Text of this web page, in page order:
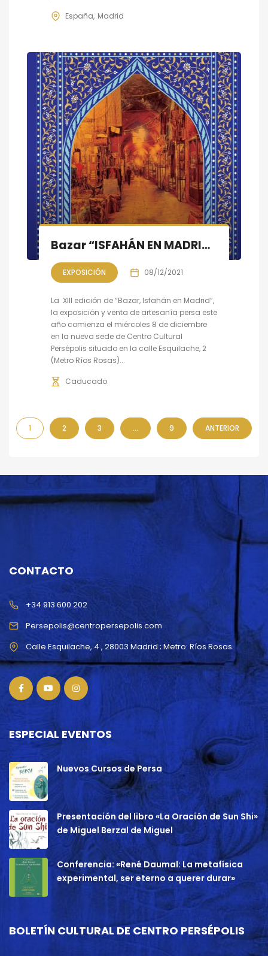
España Madrid
Bazar “ISFAHÁN EN MADRID”, la XIII edición, de 8 a 18 de diciembre
EXPOSICIÓN 08/12/2021
La XIII edición de “Bazar, Isfahán en Madrid”,
la exposición y venta de artesanía persa este
año comienza el miércoles 8 de diciembre
en la nueva sede de Centro Cultural
Persépolis situado en la calle Esquilache, 2
(Metro Ríos Rosas)...
Caducado
1 2 3 … 9 ANTERIOR
CONTACTO
Persepolis@centropersepolis.com
+34 913 600 202
ESPECIAL EVENTOS
Nuevos Cursos de Persa
Presentación del libro «La Oración de Sun Shi»
de Miguel Berzal de Miguel
Conferencia: «René Daumal: La metafísica
experimental, ser eterno a querer durar»
BOLETÍN CULTURAL DE CENTRO PERSÉPOLIS